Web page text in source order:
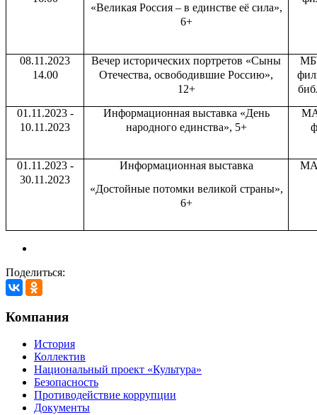
«Великая Россия – в единстве её сила»,
6+
08.11.2023
14.00
Вечер исторических портретов «Сыны
Отечества, освободившие Россию»,
12+
01.11.2023 -
10.11.2023
Информационная выставка «День
народного единства», 5+
01.11.2023 -
30.11.2023
Информационная выставка
«Достойные потомки великой страны»,
6+
Поделиться:
Компания
История
Коллектив
Национальный проект «Культура»
Безопасность
Противодействие коррупции
Документы